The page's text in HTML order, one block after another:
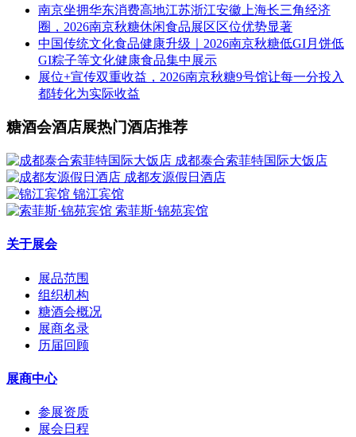
沈阳市山山伟业食品有限公司
福建省长农食品科技有限公司
江苏香之派食品有限公司
天津市信宇食品有限公司
赛品咖啡（天津）有限公司
南京坐拥华东消费高地江苏浙江安徽上海长三角经济
圈，2026南京秋糖休闲食品展区区位优势显著
中国传统文化食品健康升级｜2026南京秋糖低GI月饼低
GI粽子等文化健康食品集中展示
展位+宣传双重收益，2026南京秋糖9号馆让每一分投入
都转化为实际收益
糖酒会酒店展热门酒店推荐
成都泰合索菲特国际大饭店
成都友源假日酒店
锦江宾馆
索菲斯·锦苑宾馆
关于展会
展品范围
组织机构
糖酒会概况
展商名录
历届回顾
展商中心
参展资质
展会日程